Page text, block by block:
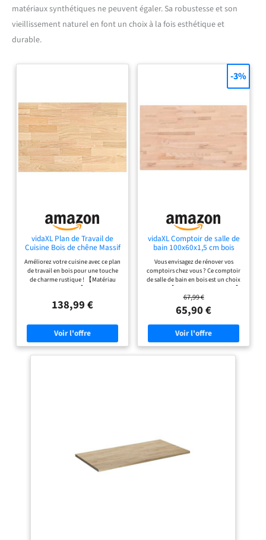
matériaux synthétiques ne peuvent égaler. Sa robustesse et son
vieillissement naturel en font un choix à la fois esthétique et
durable.
vidaXL Plan de Travail de
Cuisine Bois de chêne Massif
rectangulaire
Améliorez votre cuisine avec ce plan
de travail en bois pour une touche
de charme rustique ! 【Matériau
robuste et stable :】 le bois de
solidité, sa durabilité et la beauté de
idéal pour les meubles de longue
durée. Sa résistance naturelle aux
insectes et aux champignons
permet aux meubles en chêne de
surface lisse, le dessus est facile à
nettoyer avec un chiffon humide.
Chaque article est unique, avec des
138,99 €
vidaXL Comptoir de salle de
bain 100x60x1,5 cm bois
massif de hêtre
Vous envisagez de rénover vos
comptoirs chez vous ? Ce comptoir
de salle de bain en bois est un choix
parfait ! 【Construction durable :】
ce plan de travail pour salle de bains
est fabriqué en bois de hêtre massif,
un matériau naturel magnifique. Le
bois de hêtre a un grain droit et est
très durable. 【Applications
polyvalentes :】 ce comptoir en
bois peut être utilisé comme
sécurité de vos enfants et de votre
famille. 【Surface facile à nettoyer
:】 le plan de travail lisse est facile à
67,99 €
65,90 €
-3%